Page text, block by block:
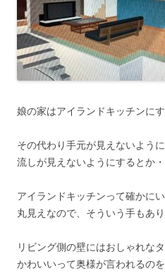
娘の家はアイランドキッチンにす
その代わり手元が見えないよう
流しが見えないようにするとか・
アイランドキッチンって確かに
丸見えなので、そういう手もあり
リビング側の壁にはおしゃれな
かわいいって奥様が言われるの